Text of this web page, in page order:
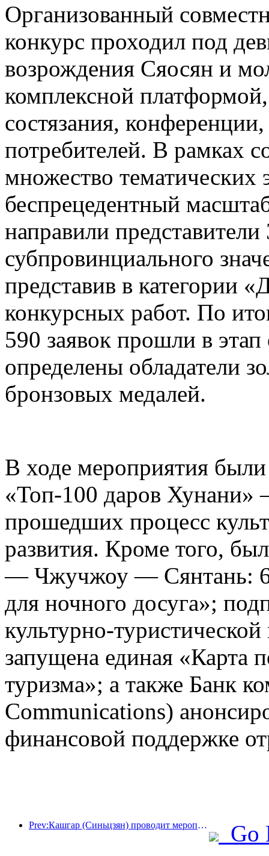
Организованный
конкурс проходил под
возрождения Сяосян и
комплексной
состязания,
потребителей. В рамках
множество тематических
беспрецедентный
направили
субпровинциального
представив в категории
конкурсных работ. По
590 заявок прошли в
определены обладатели
бронзовых медалей.
В ходе мероприятия были
«Топ-100 даров Хунани»
прошедших процесс
развития. Кроме того,
— Чжучжоу — Сянтань:
для ночного досуга»;
культурно-
запущена единая «Карта
туризма»; а также Банк
Communications)
финансовой поддержке
Prev:Кашгар (Синьцзян) проводит мероприятие по продвижению туризма с целью содействия межэтническому обмену. Go